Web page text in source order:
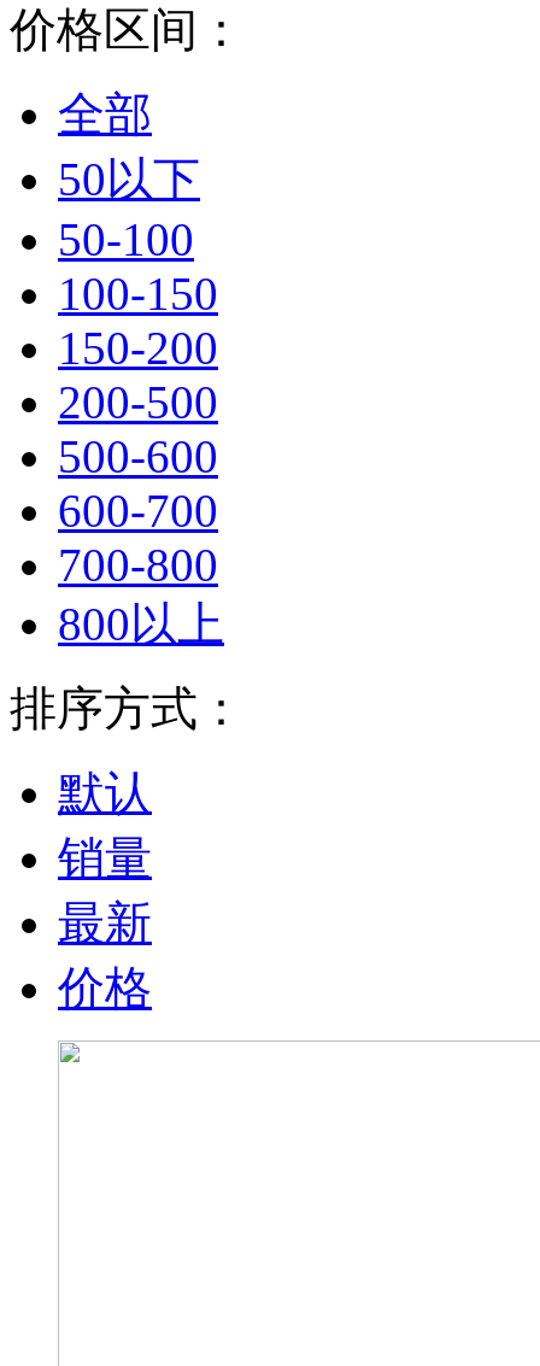
价格区间：
全部
50以下
50-100
100-150
150-200
200-500
500-600
600-700
700-800
800以上
排序方式：
默认
销量
最新
价格